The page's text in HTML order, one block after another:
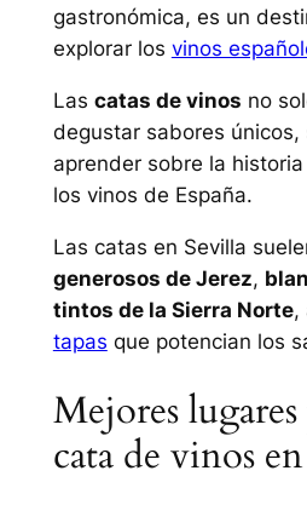
gastronómica, es un
explorar los vinos
Las catas de vinos no
degustar sabores únicos,
aprender sobre la
los vinos de España.
Las catas en Sevilla
generosos de Jerez,
tintos de la Sierra Norte,
tapas que potencian los
Mejores
cata de vinos